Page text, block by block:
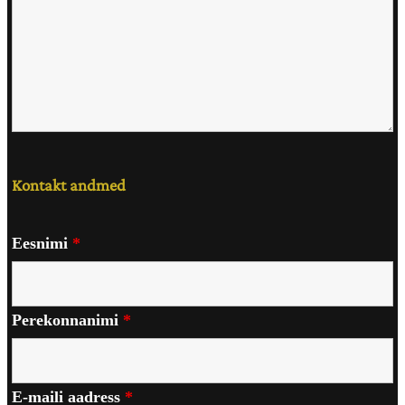
Kontakt andmed
Eesnimi *
Perekonnanimi *
E-maili aadress *